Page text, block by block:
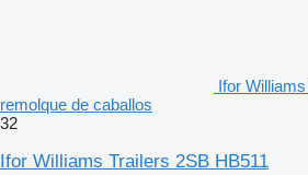
Ifor
remolque de caballos
32
Ifor Williams Trailers 2SB HB511